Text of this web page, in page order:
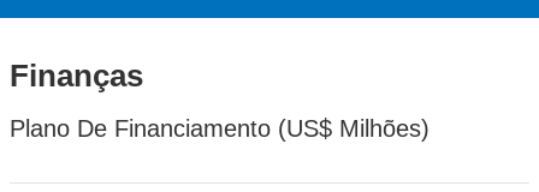
Finanças
Plano De Financiamento (US$ Milhões)